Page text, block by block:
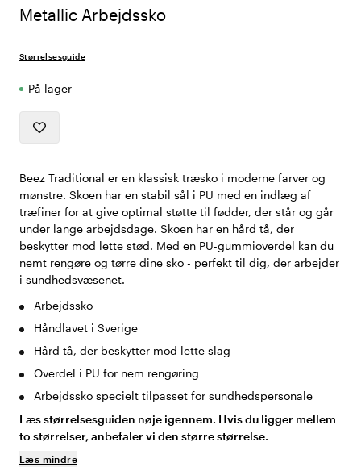
Metallic Arbejdssko
Størrelsesguide
På lager
Beez Traditional er en klassisk træsko i moderne farver og
mønstre. Skoen har en stabil sål i PU med en indlæg af
træfiner for at give optimal støtte til fødder, der står og går
under lange arbejdsdage. Skoen har en hård tå, der
beskytter mod lette stød. Med en PU-gummioverdel kan du
nemt rengøre og tørre dine sko - perfekt til dig, der arbejder
i sundhedsvæsenet.
Arbejdssko
Håndlavet i Sverige
Hård tå, der beskytter mod lette slag
Overdel i PU for nem rengøring
Arbejdssko specielt tilpasset for sundhedspersonale
Læs størrelsesguiden nøje igennem. Hvis du ligger mellem
to størrelser, anbefaler vi den større størrelse.
Læs mindre